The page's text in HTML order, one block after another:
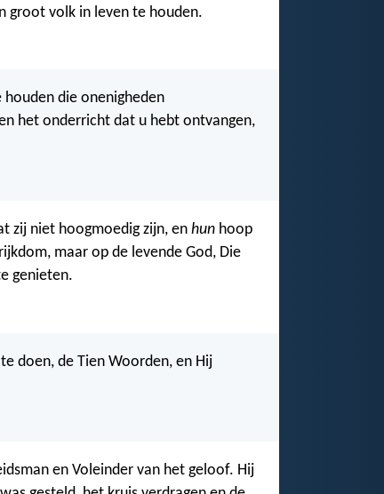
groot volk in leven te houden.
die onenigheden
het onderricht dat u hebt ontvangen,
zij niet hoogmoedig zijn, en hun hoop
maar op de levende God, Die
genieten.
doen, de Tien Woorden, en Hij
en Voleinder van het geloof. Hij